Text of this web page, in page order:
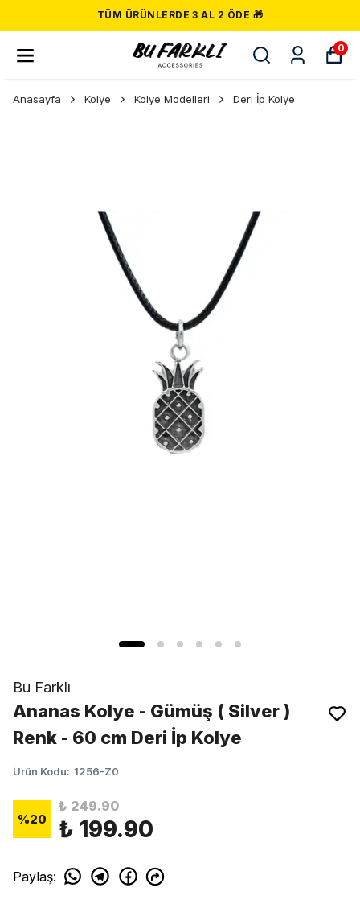
TÜM ÜRÜNLERDE 3 AL 2 ÖDE 🎁
0
Anasayfa Kolye Kolye Modelleri Deri İp Kolye
Bu Farklı
Ananas Kolye - Gümüş ( Silver )
Renk - 60 cm Deri İp Kolye
Ürün Kodu: 1256-Z0
%20
₺ 249.90
₺ 199.90
Paylaş: